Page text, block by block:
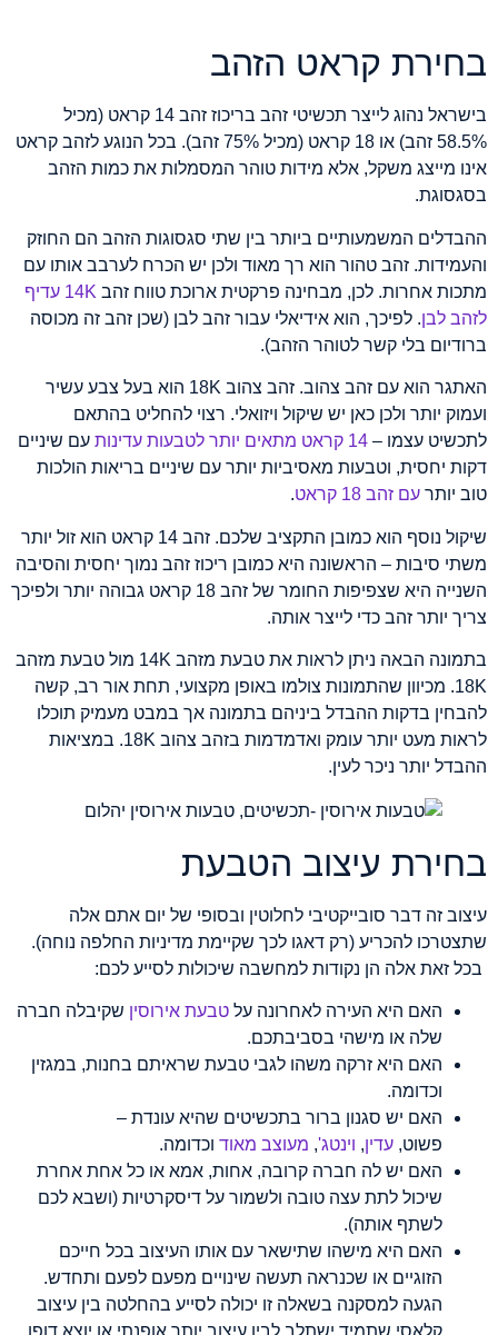
בחירת קראט הזהב
בישראל נהוג לייצר תכשיטי זהב בריכוז זהב 14 קראט (מכיל
58.5% זהב) או 18 קראט (מכיל 75% זהב). בכל הנוגע לזהב קראט
אינו מייצג משקל, אלא מידות טוהר המסמלות את כמות הזהב
בסגסוגת.
ההבדלים המשמעותיים ביותר בין שתי סגסוגות הזהב הם החוזק
והעמידות. זהב טהור הוא רך מאוד ולכן יש הכרח לערבב אותו עם
מתכות אחרות. לכן, מבחינה פרקטית ארוכת טווח זהב
14K עדיף
לזהב לבן. לפיכך, הוא אידיאלי עבור זהב לבן (שכן זהב זה מכוסה
ברודיום בלי קשר לטוהר הזהב).
האתגר הוא עם זהב צהוב. זהב צהוב 18K הוא בעל צבע עשיר
ועמוק יותר ולכן כאן יש שיקול ויזואלי. רצוי להחליט בהתאם
לתכשיט עצמו – 14 קראט מתאים יותר לטבעות עדינות
עם שיניים
דקות יחסית, וטבעות מאסיביות יותר עם שיניים בריאות הולכות
טוב יותר עם זהב 18 קראט .
שיקול נוסף הוא כמובן התקציב שלכם. זהב 14 קראט הוא זול יותר
משתי סיבות – הראשונה היא כמובן ריכוז זהב נמוך יחסית והסיבה
השנייה היא שצפיפות החומר של זהב 18 קראט גבוהה יותר ולפיכך
צריך יותר זהב כדי לייצר אותה.
בתמונה הבאה ניתן לראות את טבעת מזהב 14K מול טבעת מזהב
18K. מכיוון שהתמונות צולמו באופן מקצועי, תחת אור רב, קשה
להבחין בדקות ההבדל ביניהם בתמונה אך במבט מעמיק תוכלו
לראות מעט יותר עומק ואדמדמות בזהב צהוב 18K. במציאות
ההבדל יותר ניכר לעין.
בחירת עיצוב הטבעת
עיצוב זה דבר סובייקטיבי לחלוטין ובסופי של יום אתם אלה
שתצטרכו להכריע (רק דאגו לכך שקיימת מדיניות החלפה נוחה).
בכל זאת אלה הן נקודות למחשבה שיכולות לסייע לכם:
האם היא העירה לאחרונה על טבעת אירוסין שקיבלה חברה
שלה או מישהי בסביבתכם.
האם היא זרקה משהו לגבי טבעת שראיתם בחנות, במגזין
וכדומה.
האם יש סגנון ברור בתכשיטים שהיא עונדת –
פשוט, עדין, וינטג', מעוצב מאוד וכדומה.
האם יש לה חברה קרובה, אחות, אמא או כל אחת אחרת
שיכול לתת עצה טובה ולשמור על דיסקרטיות (ושבא לכם
לשתף אותה).
האם היא מישהו שתישאר עם אותו העיצוב בכל חייכם
הזוגיים או שכנראה תעשה שינויים מפעם לפעם ותחדש.
הגעה למסקנה בשאלה זו יכולה לסייע בהחלטה בין עיצוב